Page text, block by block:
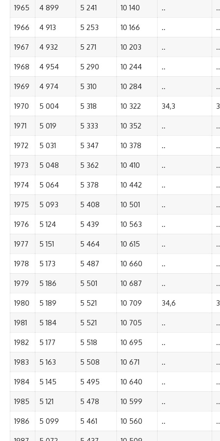
1965 4 899 5 241 10 140 .. ..
1966 4 913 5 253 10 166 .. ..
1967 4 932 5 271 10 203 .. ..
1968 4 954 5 290 10 244 .. ..
1969 4 974 5 310 10 284 .. ..
1970 5 004 5 318 10 322 34,3
1971 5 019 5 333 10 352 .. ..
1972 5 031 5 347 10 378 .. ..
1973 5 048 5 362 10 410 .. ..
1974 5 064 5 378 10 442 .. ..
1975 5 093 5 408 10 501 .. ..
1976 5 124 5 439 10 563 .. ..
1977 5 151 5 464 10 615 .. ..
1978 5 173 5 487 10 660 .. ..
1979 5 186 5 501 10 687 .. ..
1980 5 189 5 521 10 709 34,6
1981 5 184 5 521 10 705 .. ..
1982 5 177 5 518 10 695 .. ..
1983 5 163 5 508 10 671 .. ..
1984 5 145 5 495 10 640 .. ..
1985 5 121 5 478 10 599 .. ..
1986 5 099 5 461 10 560 .. ..